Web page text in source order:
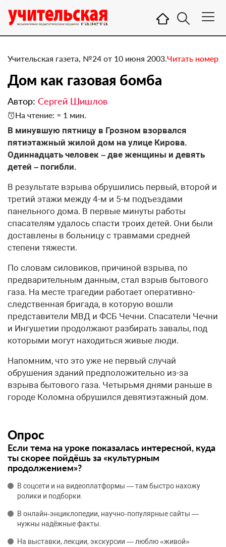
Учительская газета, №24 от 10 июня 2003.Читать номер
Дом как газовая бомба
Автор: Сергей Шишлов
На чтение: ≈ 1 мин.
В минувшую пятницу в Грозном взорвался
пятиэтажный жилой дом на улице Кирова.
Одиннадцать человек – две женщины и девять
детей – погибли.
В результате взрыва обрушились первый, второй и
третий этажи между 4-м и 5-м подъездами
панельного дома. В первые минуты работы
спасателям удалось спасти троих детей. Они были
доставлены в больницу с травмами средней
степени тяжести.
По словам силовиков, причиной взрыва, по
предварительным данным, стал взрыв бытового
газа. На месте трагедии работает оперативно-
следственная бригада, в которую вошли
представители МВД и ФСБ Чечни. Спасатели Чечни
и Ингушетии продолжают разбирать завалы, под
которыми могут находиться живые люди.
Напомним, что это уже не первый случай
обрушения зданий предположительно из-за
взрыва бытового газа. Четырьмя днями раньше в
городе Коломна обрушился девятиэтажный дом.
Опрос
Если тема на уроке показалась интересной, куда
ты скорее пойдёшь за «культурным
продолжением»?
В соцсети и на видеоплатформы — там быстро нахожу
ролики и подборки.
В онлайн‑энциклопедии, научно‑популярные сайты —
нужны надёжные факты.
На выставки, лекции, экскурсии — люблю «живой»